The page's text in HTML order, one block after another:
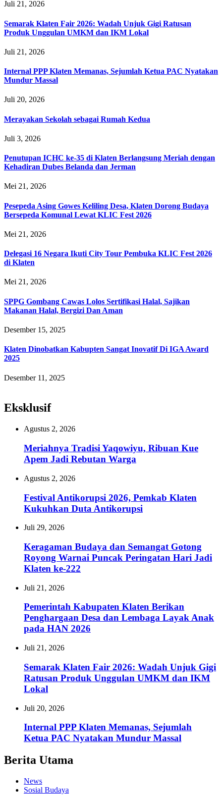
Juli 21, 2026
Semarak Klaten Fair 2026: Wadah Unjuk Gigi Ratusan
Produk Unggulan UMKM dan IKM Lokal
Juli 21, 2026
Internal PPP Klaten Memanas, Sejumlah Ketua PAC Nyatakan
Mundur Massal
Juli 20, 2026
Merayakan Sekolah sebagai Rumah Kedua
Juli 3, 2026
Penutupan ICHC ke-35 di Klaten Berlangsung Meriah dengan
Kehadiran Dubes Belanda dan Jerman
Mei 21, 2026
Pesepeda Asing Gowes Keliling Desa, Klaten Dorong Budaya
Bersepeda Komunal Lewat KLIC Fest 2026
Mei 21, 2026
Delegasi 16 Negara Ikuti City Tour Pembuka KLIC Fest 2026
di Klaten
Mei 21, 2026
SPPG Gombang Cawas Lolos Sertifikasi Halal, Sajikan
Makanan Halal, Bergizi Dan Aman
Desember 15, 2025
Klaten Dinobatkan Kabupten Sangat Inovatif Di IGA Award
2025
Desember 11, 2025
Eksklusif
Agustus 2, 2026
Meriahnya Tradisi Yaqowiyu, Ribuan Kue
Apem Jadi Rebutan Warga
Agustus 2, 2026
Festival Antikorupsi 2026, Pemkab Klaten
Kukuhkan Duta Antikorupsi
Juli 29, 2026
Keragaman Budaya dan Semangat Gotong
Royong Warnai Puncak Peringatan Hari Jadi
Klaten ke-222
Juli 21, 2026
Pemerintah Kabupaten Klaten Berikan
Penghargaan Desa dan Lembaga Layak Anak
pada HAN 2026
Juli 21, 2026
Semarak Klaten Fair 2026: Wadah Unjuk Gigi
Ratusan Produk Unggulan UMKM dan IKM
Lokal
Juli 20, 2026
Internal PPP Klaten Memanas, Sejumlah
Ketua PAC Nyatakan Mundur Massal
Berita Utama
News
Sosial Budaya